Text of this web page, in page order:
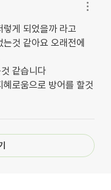
게 되었을까 라고
것 같아요 오래전에
같습니다
로움으로 방어를 할것